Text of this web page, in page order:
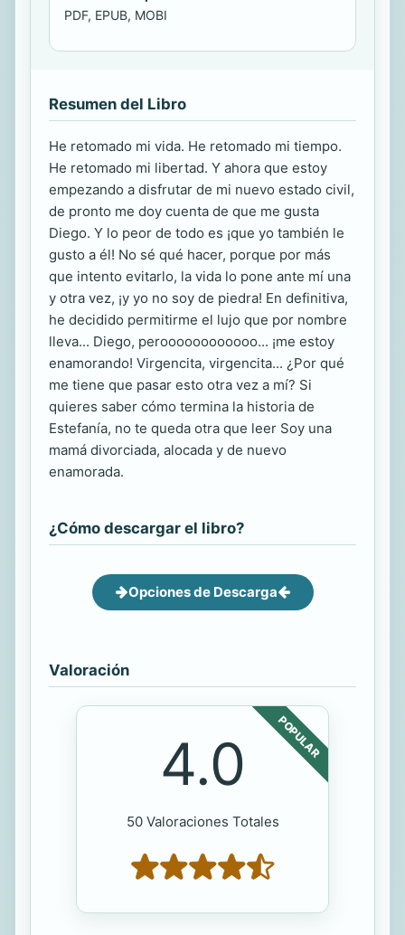
PDF, EPUB, MOBI
Resumen del Libro
He retomado mi vida. He retomado mi tiempo.
He retomado mi libertad. Y ahora que estoy
empezando a disfrutar de mi nuevo estado civil,
de pronto me doy cuenta de que me gusta
Diego. Y lo peor de todo es ¡que yo también le
gusto a él! No sé qué hacer, porque por más
que intento evitarlo, la vida lo pone ante mí una
y otra vez, ¡y yo no soy de piedra! En definitiva,
he decidido permitirme el lujo que por nombre
lleva... Diego, peroooooooooooo... ¡me estoy
enamorando! Virgencita, virgencita... ¿Por qué
me tiene que pasar esto otra vez a mí? Si
quieres saber cómo termina la historia de
Estefanía, no te queda otra que leer Soy una
mamá divorciada, alocada y de nuevo
enamorada.
¿Cómo descargar el libro?
Opciones de Descarga
Valoración
POPULAR
4.0
50 Valoraciones Totales